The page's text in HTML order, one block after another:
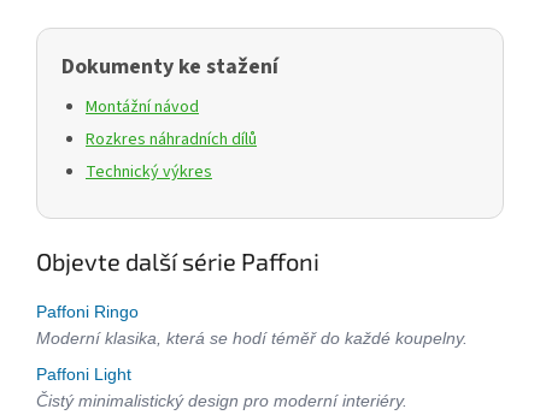
Dokumenty ke stažení
Montážní návod
Rozkres náhradních dílů
Technický výkres
Objevte další série Paffoni
Paffoni Ringo
Moderní klasika, která se hodí téměř do každé koupelny.
Paffoni Light
Čistý minimalistický design pro moderní interiéry.